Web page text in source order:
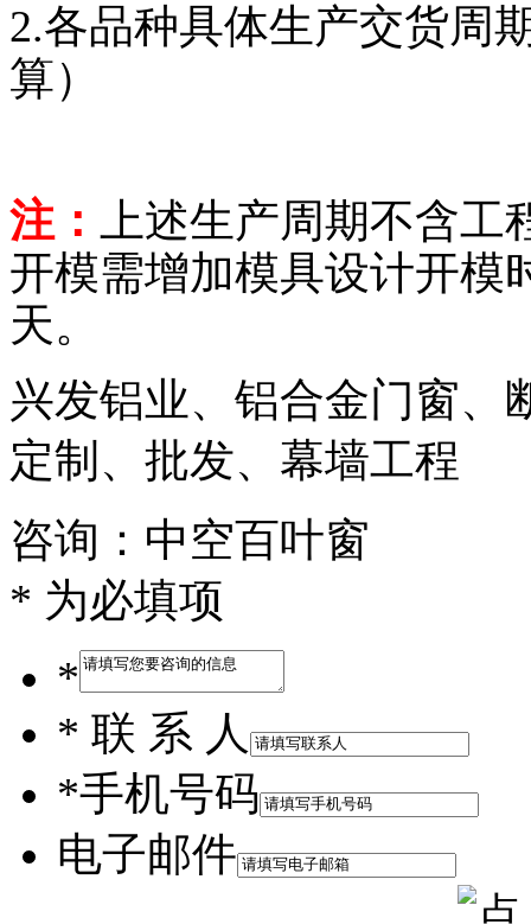
2.各品种具体生产交货周
算）
注：
上述生产周期不含
开模需增加模具设计开模
天。
兴发铝业、铝合金门窗、
定制、批发、幕墙工程
咨询：中空百叶窗
* 为必填项
*
* 联 系 人
*手机号码
电子邮件